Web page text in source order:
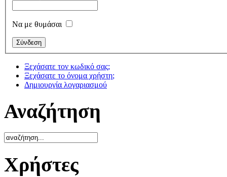
Να με θυμάσαι
Ξεχάσατε τον κωδικό σας;
Ξεχάσατε το όνομα χρήστη;
Δημιουργία λογαριασμού
Αναζήτηση
Χρήστες